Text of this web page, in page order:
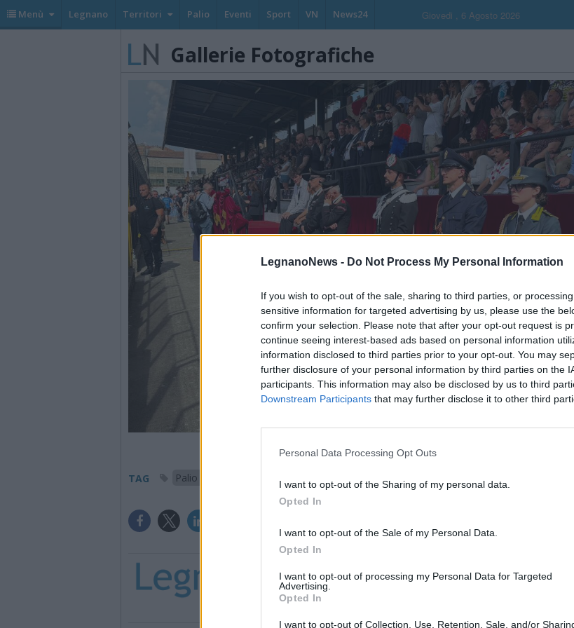
LegnanoNews - Do Not Process My Personal Information
If you wish to opt-out of the sale, sharing to third parties, or
sensitive information for targeted advertising by us, please use the
confirm your selection. Please note that after your opt-out request is
continue seeing interest-based ads based on personal information
information disclosed to third parties prior to your opt-out. You may
further disclosure of your personal information by third parties on the
participants. This information may also be disclosed by us to third
Downstream Participants that may further disclose it to other third
Personal Data Processing Opt Outs
I want to opt-out of the Sharing of my personal data.
Opted In
I want to opt-out of the Sale of my Personal Data.
Opted In
I want to opt-out of processing my Personal Data for Targeted
Advertising.
Opted In
I want to opt-out of Collection, Use, Retention, Sale, and/or
Menù Legnano Territori Palio Eventi Sport VN News24 Giovedi , 6 Agosto 2026
Gallerie Fotografiche
1 di 17
TAG
Palio 2026